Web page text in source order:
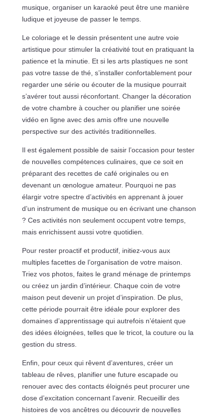
musique, organiser un karaoké peut être une manière
ludique et joyeuse de passer le temps.
Le coloriage et le dessin présentent une autre voie
artistique pour stimuler la créativité tout en pratiquant la
patience et la minutie. Et si les arts plastiques ne sont
pas votre tasse de thé, s’installer confortablement pour
regarder une série ou écouter de la musique pourrait
s’avérer tout aussi réconfortant. Changer la décoration
de votre chambre à coucher ou planifier une soirée
vidéo en ligne avec des amis offre une nouvelle
perspective sur des activités traditionnelles.
Il est également possible de saisir l’occasion pour tester
de nouvelles compétences culinaires, que ce soit en
préparant des recettes de café originales ou en
devenant un œnologue amateur. Pourquoi ne pas
élargir votre spectre d’activités en apprenant à jouer
d’un instrument de musique ou en écrivant une chanson
? Ces activités non seulement occupent votre temps,
mais enrichissent aussi votre quotidien.
Pour rester proactif et productif, initiez-vous aux
multiples facettes de l’organisation de votre maison.
Triez vos photos, faites le grand ménage de printemps
ou créez un jardin d’intérieur. Chaque coin de votre
maison peut devenir un projet d’inspiration. De plus,
cette période pourrait être idéale pour explorer des
domaines d’apprentissage qui autrefois n’étaient que
des idées éloignées, telles que le tricot, la couture ou la
gestion du stress.
Enfin, pour ceux qui rêvent d’aventures, créer un
tableau de rêves, planifier une future escapade ou
renouer avec des contacts éloignés peut procurer une
dose d’excitation concernant l’avenir. Recueillir des
histoires de vos ancêtres ou découvrir de nouvelles